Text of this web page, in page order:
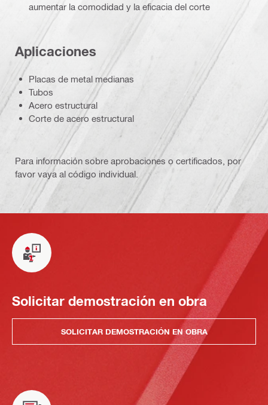
aumentar la comodidad y la eficacia del corte
Aplicaciones
Placas de metal medianas
Tubos
Acero estructural
Corte de acero estructural
Para información sobre aprobaciones o certificados, por
favor vaya al código individual.
Solicitar demostración en obra
SOLICITAR DEMOSTRACIÓN EN OBRA